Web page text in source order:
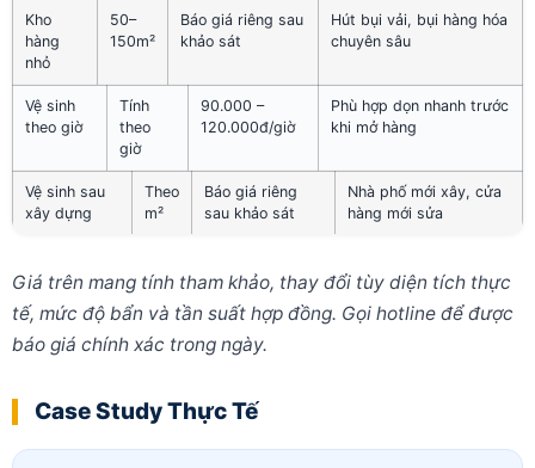
Kho
hàng
nhỏ
50–
150m²
Báo giá riêng sau
khảo sát
Hút bụi vải, bụi hàng hóa
chuyên sâu
Vệ sinh
theo giờ
Tính
theo
giờ
90.000 –
120.000đ/giờ
Phù hợp dọn nhanh trước
khi mở hàng
Vệ sinh sau
xây dựng
Theo
m²
Báo giá riêng
sau khảo sát
Nhà phố mới xây, cửa
hàng mới sửa
Giá trên mang tính tham khảo, thay đổi tùy diện tích thực
tế, mức độ bẩn và tần suất hợp đồng. Gọi hotline để được
báo giá chính xác trong ngày.
Case Study Thực Tế